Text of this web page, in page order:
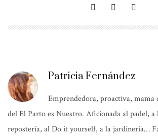
Patricia Fernández
Emprendedora, proactiva, mama
del El Parto es Nuestro. Aficionada al padel,
repostería, al Do it yourself, a la jardinería…